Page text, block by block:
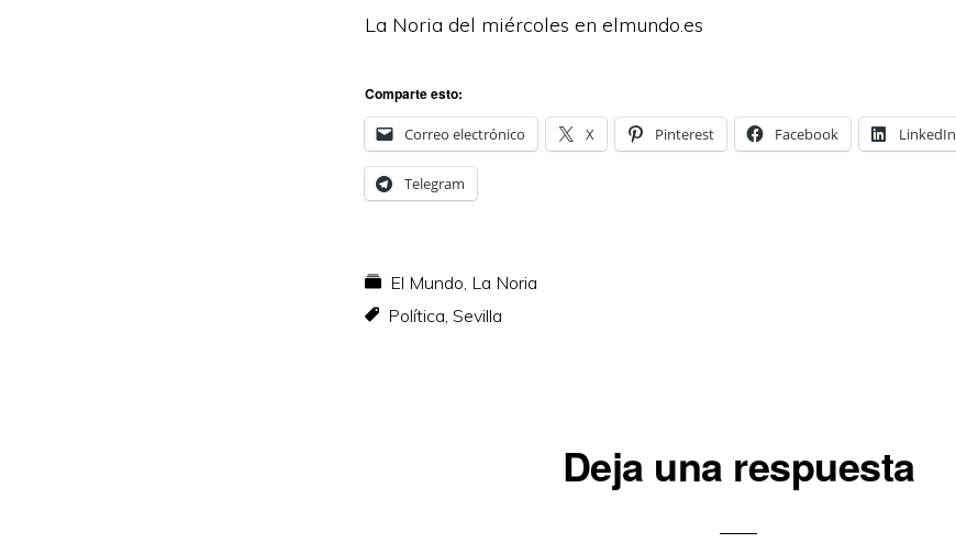
La Noria del miércoles en elmundo.es
Comparte esto:
Correo electrónico X Pinterest Facebook LinkedIn
Telegram
El Mundo, La Noria
Política, Sevilla
Deja una respuesta